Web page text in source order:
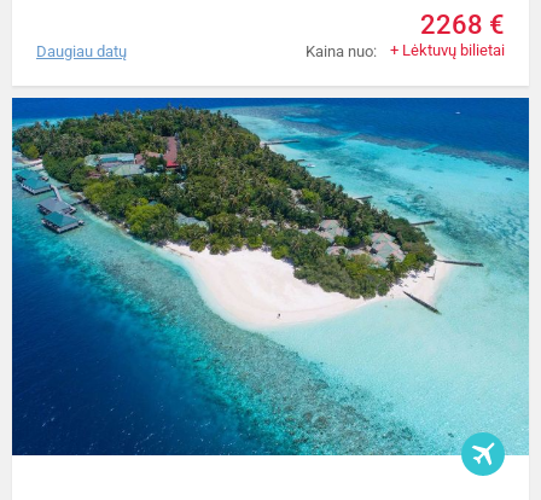
Kaina nuo:
2268 €
+ Lėktuvų bilietai
Daugiau datų